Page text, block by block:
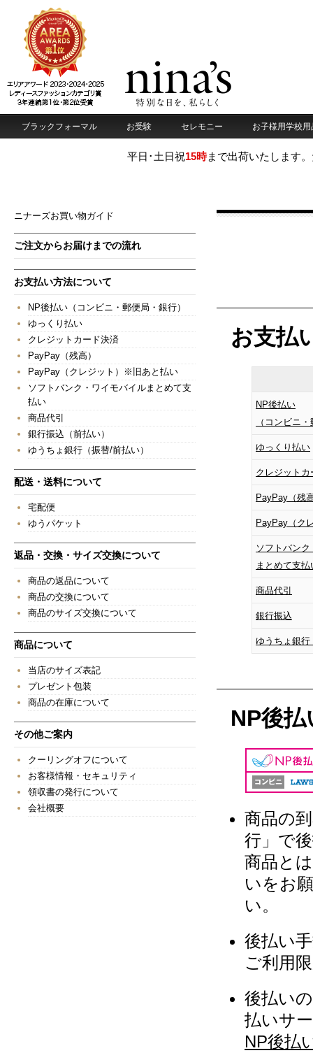
ニナーズお買い物ガイド
ご注文からお届けまでの流れ
お支払い方法について
NP後払い（コンビニ・郵便局・銀行）
ゆっくり払い
クレジットカード決済
PayPay（残高）
PayPay（クレジット）※旧あと払い
ソフトバンク・ワイモバイルまとめて支
払い
商品代引
銀行振込（前払い）
ゆうちょ銀行（振替/前払い）
配送・送料について
宅配便
ゆうパケット
返品・交換・サイズ交換について
商品の返品について
商品の交換について
商品のサイズ交換について
商品について
当店のサイズ表記
プレゼント包装
商品の在庫について
その他ご案内
クーリングオフについて
お客様情報・セキュリティ
領収書の発行について
会社概要
お支払
NP後払い
（コンビニ
ゆっくり払い
クレジットカ
PayPay（残
PayPay（ク
ソフトバン
まとめて支払
商品代引
銀行振込
ゆうちょ銀
NP後
商品の
行」で
商品と
いをお
い。
後払い
ご利用
後払い
払いサ
NP後払